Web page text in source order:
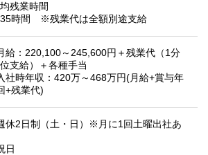
残業時間
35時間 ※残業代は全額別途支給
給：220,100～245,600円＋残業代（1分
支給）＋各種手当
社時年収：420万～468万円(月給+賞与年
+残業代)
休2日制（土・日）※月に1回土曜出社あ
日